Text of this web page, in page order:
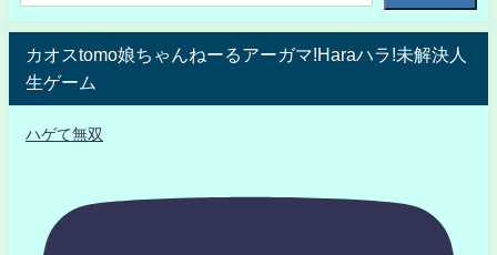
カオスtomo娘ちゃんねーるアーガマ!Haraハラ!未解決人
生ゲーム
ハゲて無双